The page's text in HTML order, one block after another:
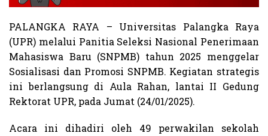
PALANGKA RAYA – Universitas Palangka Raya
(UPR) melalui Panitia Seleksi Nasional Penerimaan
Mahasiswa Baru (SNPMB) tahun 2025 menggelar
Sosialisasi dan Promosi SNPMB. Kegiatan strategis
ini berlangsung di Aula Rahan, lantai II Gedung
Rektorat UPR, pada Jumat (24/01/2025).
Acara ini dihadiri oleh 49 perwakilan sekolah